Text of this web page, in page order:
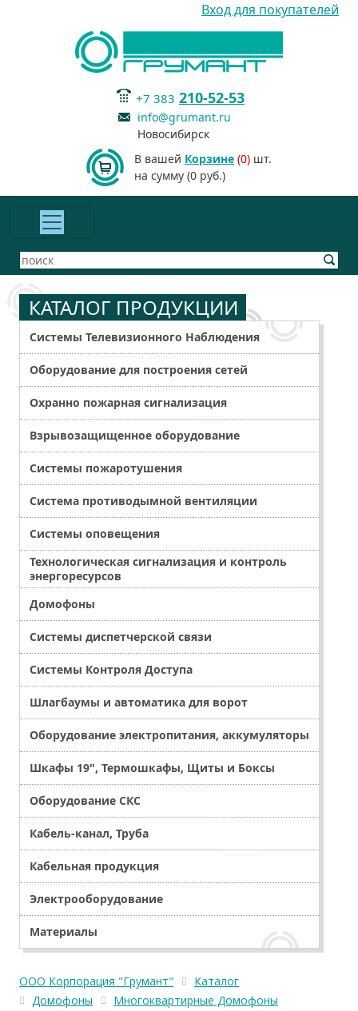
Вход для покупателей
+7 383 210-52-53
info@grumant.ru
Новосибирск
В вашей Корзине (0) шт.
на сумму (0 руб.)
КАТАЛОГ ПРОДУКЦИИ
Системы Телевизионного Наблюдения
Оборудование для построения сетей
Охранно пожарная сигнализация
Взрывозащищенное оборудование
Системы пожаротушения
Система противодымной вентиляции
Системы оповещения
Технологическая сигнализация и контроль
энергоресурсов
Домофоны
Системы диспетчерской связи
Системы Контроля Доступа
Шлагбаумы и автоматика для ворот
Оборудование электропитания, аккумуляторы
Шкафы 19", Термошкафы, Щиты и Боксы
Оборудование СКС
Кабель-канал, Труба
Кабельная продукция
Электрооборудование
Материалы
ООО Корпорация "Грумант"
Каталог
Домофоны
Многоквартирные Домофоны